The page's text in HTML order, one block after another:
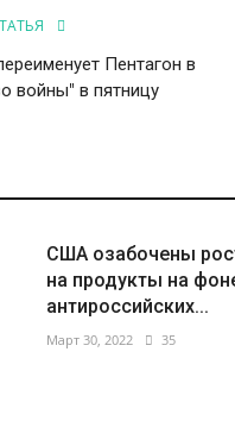
Пентагон в
войны" в пятницу
США озабочены
на продукты на
антироссийских...
Март 30, 2022 35